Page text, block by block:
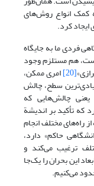
کمک انواع روش‌های
کرد.
فردی ما به جایگاه
هم مستلزم وجود
[20] امری ممکن،
سطح، چالش
چالش‌هایی که
که تأکید بر اندیشة
راه‌های مختلف انجام
حاکم» دارد،
ترغیب می‌‌کند و
این بحران را یک‌جا
می‌کنیم.